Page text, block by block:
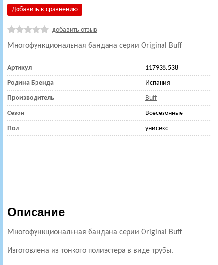
Добавить к сравнению
добавить отзыв
Многофункциональная бандана серии Original Buff
Артикул 117938.538
Родина Бренда Испания
Производитель Buff
Сезон Всесезонные
Пол унисекс
Описание
Многофункциональная бандана серии Original Buff
Изготовлена из тонкого полиэстера в виде трубы.